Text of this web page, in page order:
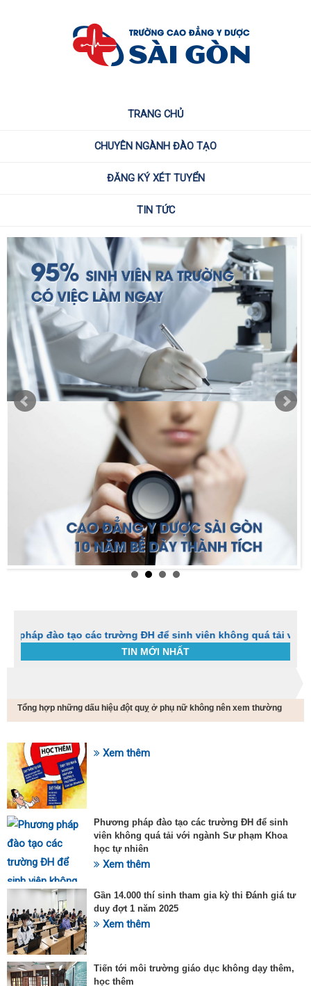
TRANG CHỦ
CHUYÊN NGÀNH ĐÀO TẠO
ĐĂNG KÝ XÉT TUYỂN
TIN TỨC
tạo các trường ĐH để sinh viên không quá tải với ngành Sư
TIN MỚI NHẤT
Tổng hợp những dấu hiệu đột quỵ ở phụ nữ không nên xem thường
SỰ KIỆN HOT Xem thêm
Phương pháp đào tạo các trường ĐH để sinh
viên không quá tải với ngành Sư phạm Khoa
học tự nhiên
Xem thêm
Gần 14.000 thí sinh tham gia kỳ thi Đánh giá tư
duy đợt 1 năm 2025
Xem thêm
Tiến tới môi trường giáo dục không dạy thêm,
học thêm